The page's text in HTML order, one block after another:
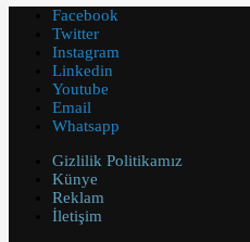
Facebook
Twitter
Instagram
Linkedin
Youtube
Email
Whatsapp
Gizlilik Politikamız
Künye
Reklam
İletişim